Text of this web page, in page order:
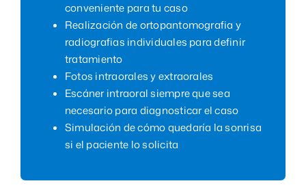
conveniente para tu caso
Realización de ortopantomografia y
radiografias individuales para definir
tratamiento
Fotos intraorales y extraorales
Escáner intraoral siempre que sea
necesario para diagnosticar el caso
Simulación de cómo quedaría la sonrisa
si el paciente lo solicita